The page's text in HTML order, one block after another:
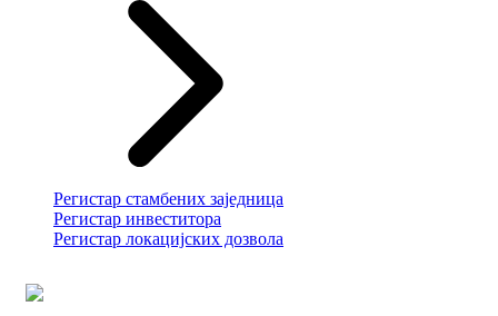
Регистар стамбених заједница
Регистар инвеститора
Регистар локацијских дозвола